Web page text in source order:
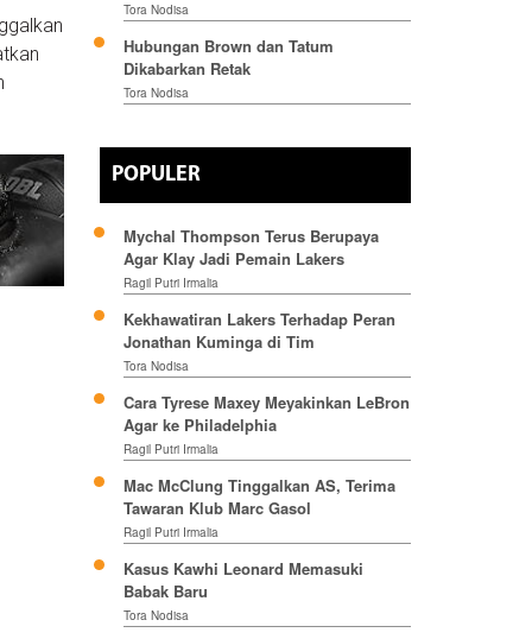
Tora Nodisa
Hubungan Brown dan Tatum
Dikabarkan Retak
Tora Nodisa
POPULER
Mychal Thompson Terus Berupaya
Agar Klay Jadi Pemain Lakers
Ragil Putri Irmalia
Kekhawatiran Lakers Terhadap Peran
Jonathan Kuminga di Tim
Tora Nodisa
Cara Tyrese Maxey Meyakinkan LeBron
Agar ke Philadelphia
Ragil Putri Irmalia
Mac McClung Tinggalkan AS, Terima
Tawaran Klub Marc Gasol
Ragil Putri Irmalia
Kasus Kawhi Leonard Memasuki
Babak Baru
Tora Nodisa